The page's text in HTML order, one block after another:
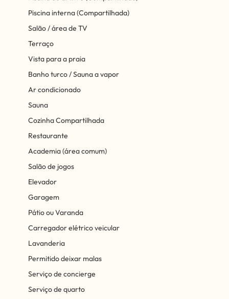
Piscina interna (Compartilhada)
Salão / área de TV
Terraço
Vista para a praia
Banho turco / Sauna a vapor
Ar condicionado
Sauna
Cozinha Compartilhada
Restaurante
Academia (área comum)
Salão de jogos
Elevador
Garagem
Pátio ou Varanda
Carregador elétrico veicular
Lavanderia
Permitido deixar malas
Serviço de concierge
Serviço de quarto